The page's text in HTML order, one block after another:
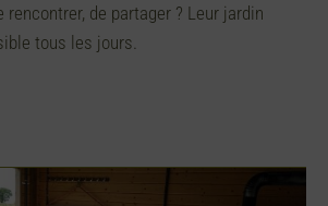
rencontrer, de partager ? Leur jardin
tous les jours.